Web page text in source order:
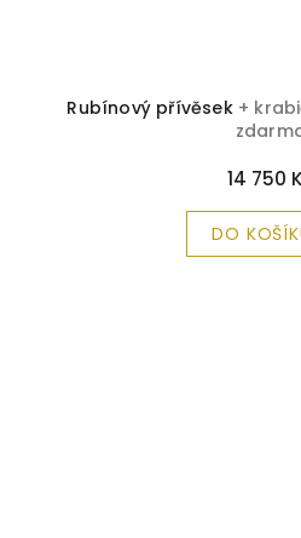
Rubínový přívěsek +
14 750
DO